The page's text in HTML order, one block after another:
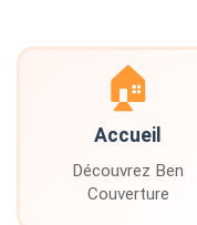
🏠
Accueil
Découvrez Ben
Couverture